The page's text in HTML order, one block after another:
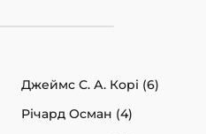
Джеймс С. А. Корі (6)
Річард Осман (4)